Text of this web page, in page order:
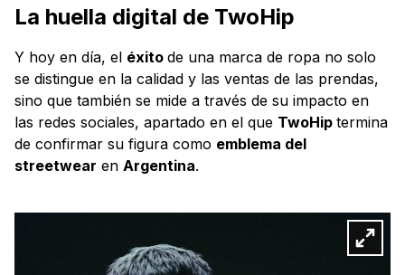
La huella digital de TwoHip
Y hoy en día, el éxito de una marca de ropa no solo
se distingue en la calidad y las ventas de las prendas,
sino que también se mide a través de su impacto en
las redes sociales, apartado en el que TwoHip termina
de confirmar su figura como emblema del
streetwear en Argentina.